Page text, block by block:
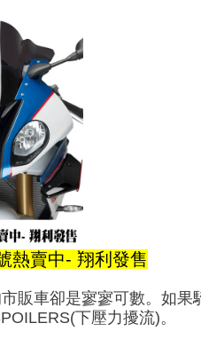
熱賣中- 翔利發售
販車卻是寥寥可數。如果
下壓力擾流)。